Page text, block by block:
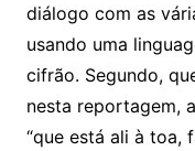
diálogo com as
usando uma
cifrão. Segundo,
nesta reportagem,
“que está ali à toa,